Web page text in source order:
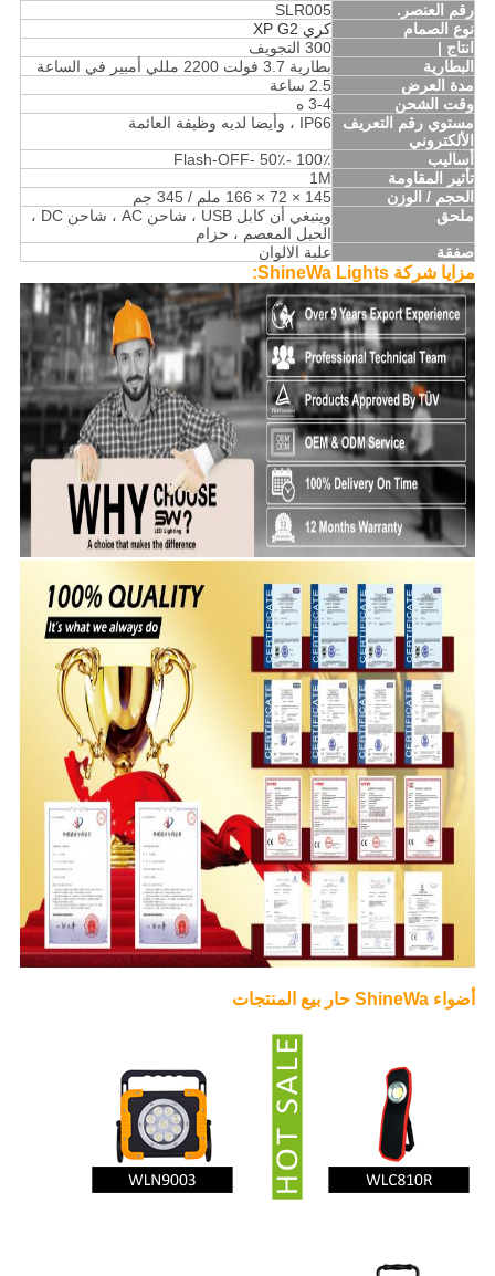
رقم العنصر.
SLR005
نوع الصمام
كري XP G2
انتاج |
300 التجويف
البطارية
بطارية 3.7 فولت 2200 مللي أمبير في الساعة
مدة العرض
2.5 ساعة
وقت الشحن
3-4 ه
مستوي رقم التعريف
الألكتروني
IP66 ، وأيضا لديه وظيفة العائمة
أساليب
100٪ -50٪ -Flash-OFF
تأثير المقاومة
1M
الحجم / الوزن
145 × 72 × 166 ملم / 345 جم
ملحق
وينبغي أن كابل USB ، شاحن AC ، شاحن DC ،
الحبل المعصم ، حزام
صفقة
علبة الالوان
مزايا شركة ShineWa Lights:
أضواء ShineWa حار بيع المنتجات